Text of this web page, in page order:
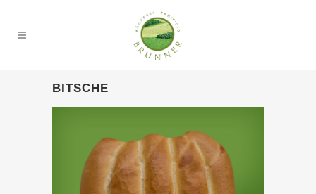
BITSCHE